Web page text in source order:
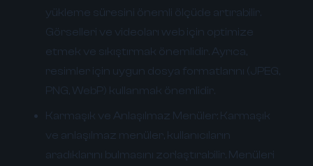
yükleme süresini önemli ölçüde artırabilir.
Görselleri ve videoları web için optimize
etmek ve sıkıştırmak önemlidir. Ayrıca,
resimler için uygun dosya formatlarını (JPEG,
PNG, WebP) kullanmak önemlidir.
Karmaşık ve Anlaşılmaz Menüler: Karmaşık
ve anlaşılmaz menüler, kullanıcıların
aradıklarını bulmasını zorlaştırabilir. Menüleri